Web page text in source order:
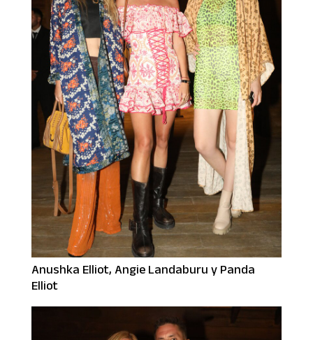
Anushka Elliot, Angie Landaburu y Panda
Elliot